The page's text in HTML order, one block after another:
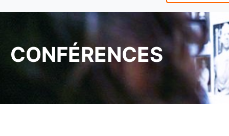
CONFÉRENCES